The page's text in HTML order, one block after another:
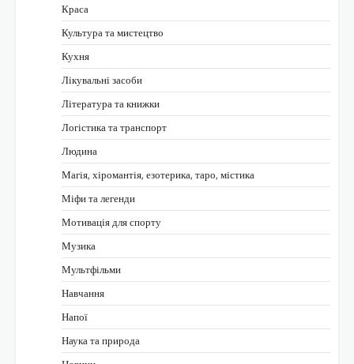
Краса
Культура та мистецтво
Кухня
Лікувальні засоби
Література та книжки
Логістика та транспорт
Людина
Магія, хіромантія, езотерика, таро, містика
Міфи та легенди
Мотивація для спорту
Музика
Мультфільми
Навчання
Напої
Наука та природа